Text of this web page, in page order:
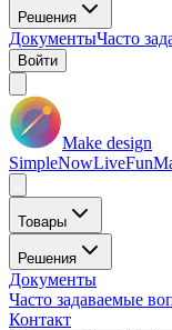
Решения
ДокументыЧасто
Войти
Make design
SimpleNowLiveFun
Товары
Решения
Документы
Часто задаваемые
Контакт